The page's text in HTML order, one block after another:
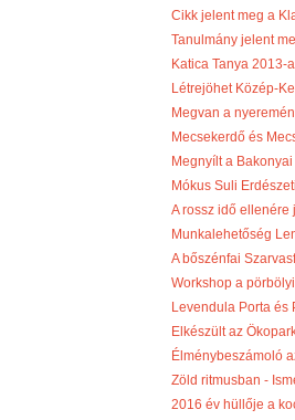
Cikk jelent meg a
Tanulmány jelent
Katica Tanya 2013-
Létrejöhet Közép-
Megvan a
Mecsekerdő és
Megnyílt a
Mókus Suli
A rossz idő ellenére
Munkalehetőség
A bőszénfai
Workshop a
Levendula Porta és
Elkészült az
Élménybeszámoló
Zöld ritmusban -
2016 év hüllője a